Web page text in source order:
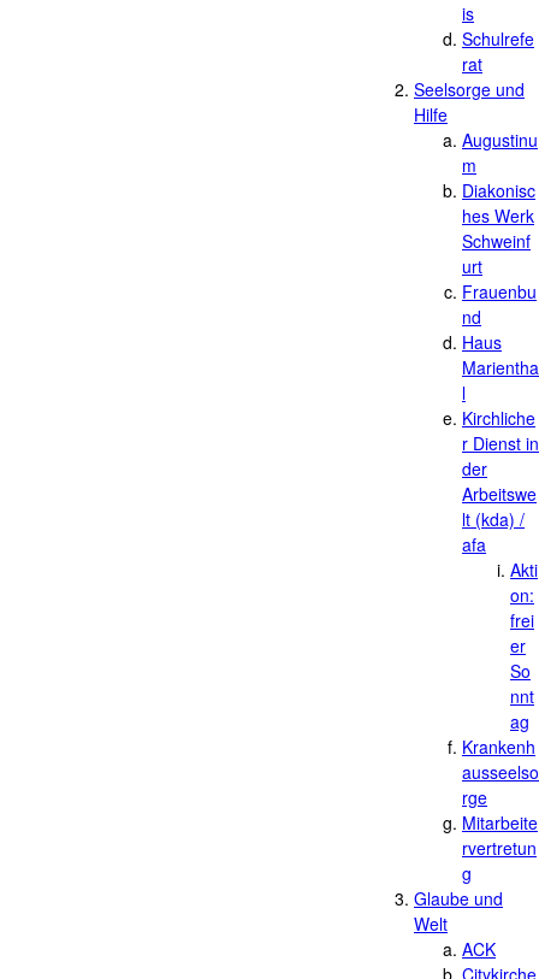
is
Schulrefe
rat
Seelsorge und
Hilfe
Augustinu
m
Diakonisc
hes Werk
Schweinf
urt
Frauenbu
nd
Haus
Marientha
l
Kirchliche
r Dienst in
der
Arbeitswe
lt (kda) /
afa
Akti
on:
frei
er
So
nnt
ag
Krankenh
ausseelso
rge
Mitarbeite
rvertretun
g
Glaube und
Welt
ACK
Citykirche